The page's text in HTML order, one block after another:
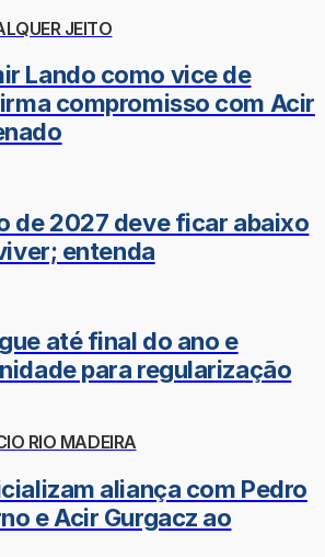
JEITO
Lando como vice de
compromisso com Acir
de 2027 deve ficar abaixo
entenda
até final do ano e
para regularização
RIO MADEIRA
aliança com Pedro
e Acir Gurgacz ao